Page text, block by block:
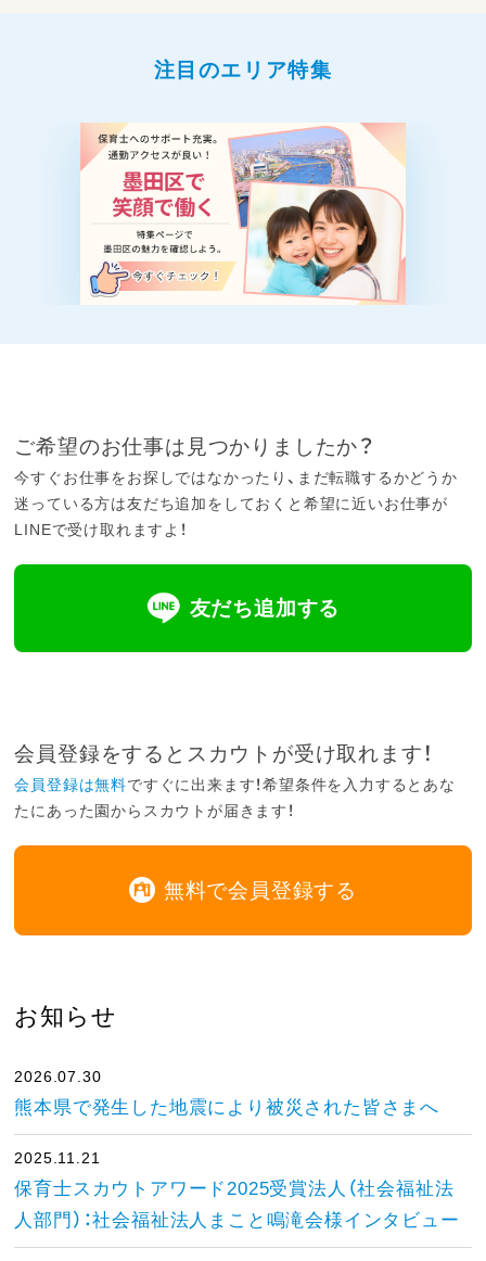
注目のエリア特集
ご希望のお仕事は見つかりましたか？
今すぐお仕事をお探しではなかったり、まだ転職するかどうか
迷っている方は友だち追加をしておくと希望に近いお仕事が
LINEで受け取れますよ！
友だち追加する
会員登録をするとスカウトが受け取れます！
会員登録は無料ですぐに出来ます！希望条件を入力するとあな
たにあった園からスカウトが届きます！
無料で会員登録する
お知らせ
2026.07.30
熊本県で発生した地震により被災された皆さまへ
2025.11.21
保育士スカウトアワード2025受賞法人（社会福祉法
人部門）：社会福祉法人まこと鳴滝会様インタビュー